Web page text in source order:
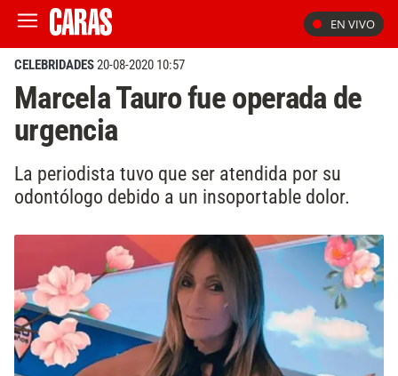
EN VIVO
CELEBRIDADES20-08-2020 10:57
Marcela Tauro fue operada de
urgencia
La periodista tuvo que ser atendida por su
odontólogo debido a un insoportable dolor.